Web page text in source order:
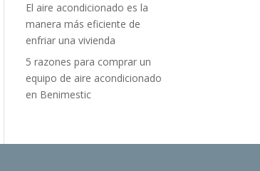
El aire acondicionado es la
manera más eficiente de
enfriar una vivienda
5 razones para comprar un
equipo de aire acondicionado
en Benimestic